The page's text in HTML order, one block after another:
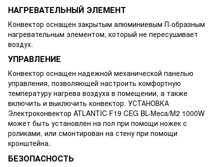
НАГРЕВАТЕЛЬНЫЙ ЭЛЕМЕНТ
Конвектор оснащен закрытым алюминиевым П-образным
нагревательным элементом, который не пересушивает
воздух.
УПРАВЛЕНИЕ
Конвектор оснащен надежной механической панелью
управления, позволяющей настроить комфортную
температуру нагрева воздуха в помещении, а также
включить и выключить конвектор. УСТАНОВКА
Электроконвектор ATLANTIC F19 CEG BL-Meca/M2 1000W
может быть установлен на пол при помощи ножек с
роликами, или смонтирован на стену при помощи
кронштейна.
БЕЗОПАСНОСТЬ